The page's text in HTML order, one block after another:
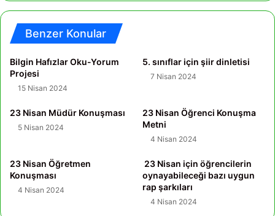
Benzer Konular
Bilgin Hafızlar Oku-Yorum
Projesi
15 Nisan 2024
5. sınıflar için şiir dinletisi
7 Nisan 2024
23 Nisan Müdür Konuşması
5 Nisan 2024
23 Nisan Öğrenci Konuşma
Metni
4 Nisan 2024
23 Nisan Öğretmen
Konuşması
4 Nisan 2024
23 Nisan için öğrencilerin
oynayabileceği bazı uygun
rap şarkıları
4 Nisan 2024